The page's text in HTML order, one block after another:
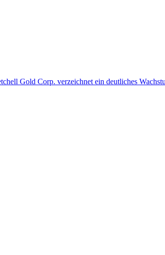
Gold Corp. verzeichnet ein deutliches